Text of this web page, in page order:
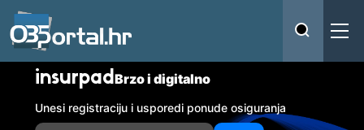
insurpadBrzo i digitalno
Unesi registraciju i usporedi ponude osiguranja